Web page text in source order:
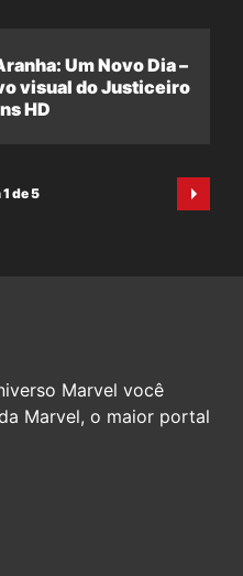
Um Novo Dia –
visual do Justiceiro
HD
de 5
Marvel você
Marvel, o maior portal